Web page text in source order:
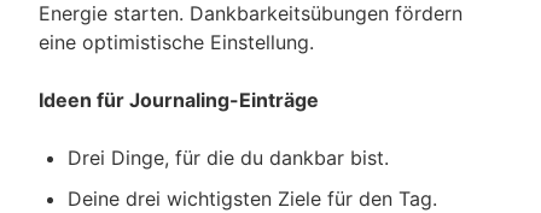
Energie starten. Dankbarkeitsübungen fördern
eine optimistische Einstellung.
Ideen für Journaling-Einträge
Drei Dinge, für die du dankbar bist.
Deine drei wichtigsten Ziele für den Tag.